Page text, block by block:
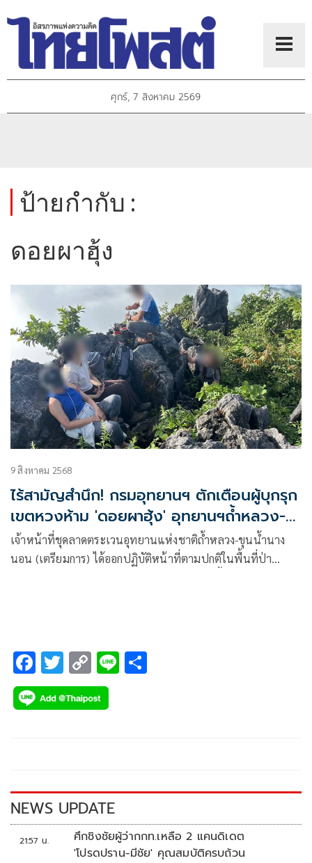
ศุกร์, 7 สิงหาคม 2569
ป้ายกำกับ :
ดอยผาฮุ้ง
9 สิงหาคม 2568
ไร้สามัญสำนึก! กรมอุทยานฯ ตักเตือนผู้บุกรุก
เขตหวงห้าม 'ดอยผาฮุ้ง' อุทยานฯถ้ำหลวง-
นางนอน
เจ้าหน้าที่ชุดลาดตระเวนอุทยานแห่งชาติถ้ำหลวง-ขุนน้ำนาง
นอน (เตรียมการ)​ ได้ออกปฏิบัติหน้าที่ตามปกติในพื้นที่ป่า
F
ac
e
k
T
wi
tt
C
o
p
k
Li
NEWS UPDATE
21:57 น.
ศึกชิงชัยผู้ว่ากกท.เหลือ 2 แคนดิเดต
'โปรดปราน-มีชัย' คุณสมบัติครบถ้วน